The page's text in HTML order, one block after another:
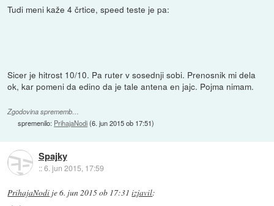
Tudi meni kaže 4 črtice, speed teste je pa:
Sicer je hitrost 10/10. Pa ruter v sosednji sobi. Prenosnik mi dela
ok, kar pomeni da edino da je tale antena en jajc. Pojma nimam.
Zgodovina sprememb…
spremenilo: PrihajaNodi(6. jun 2015 ob 17:51)
Spajky
::6. jun 2015, 17:59
PrihajaNodi je6. jun 2015 ob 17:31 izjavil: